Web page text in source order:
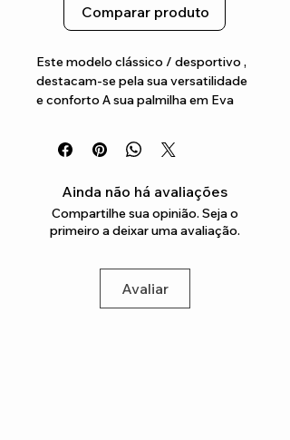
Comparar produto
Este modelo clássico / desportivo ,
destacam-se pela sua versatilidade
e conforto A sua palmilha em Eva
Ainda não há avaliações
Compartilhe sua opinião. Seja o
primeiro a deixar uma avaliação.
Avaliar